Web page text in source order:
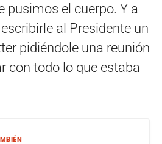
pusimos el cuerpo. Y a
al Presidente un
pidiéndole una reunión
con todo lo que estaba